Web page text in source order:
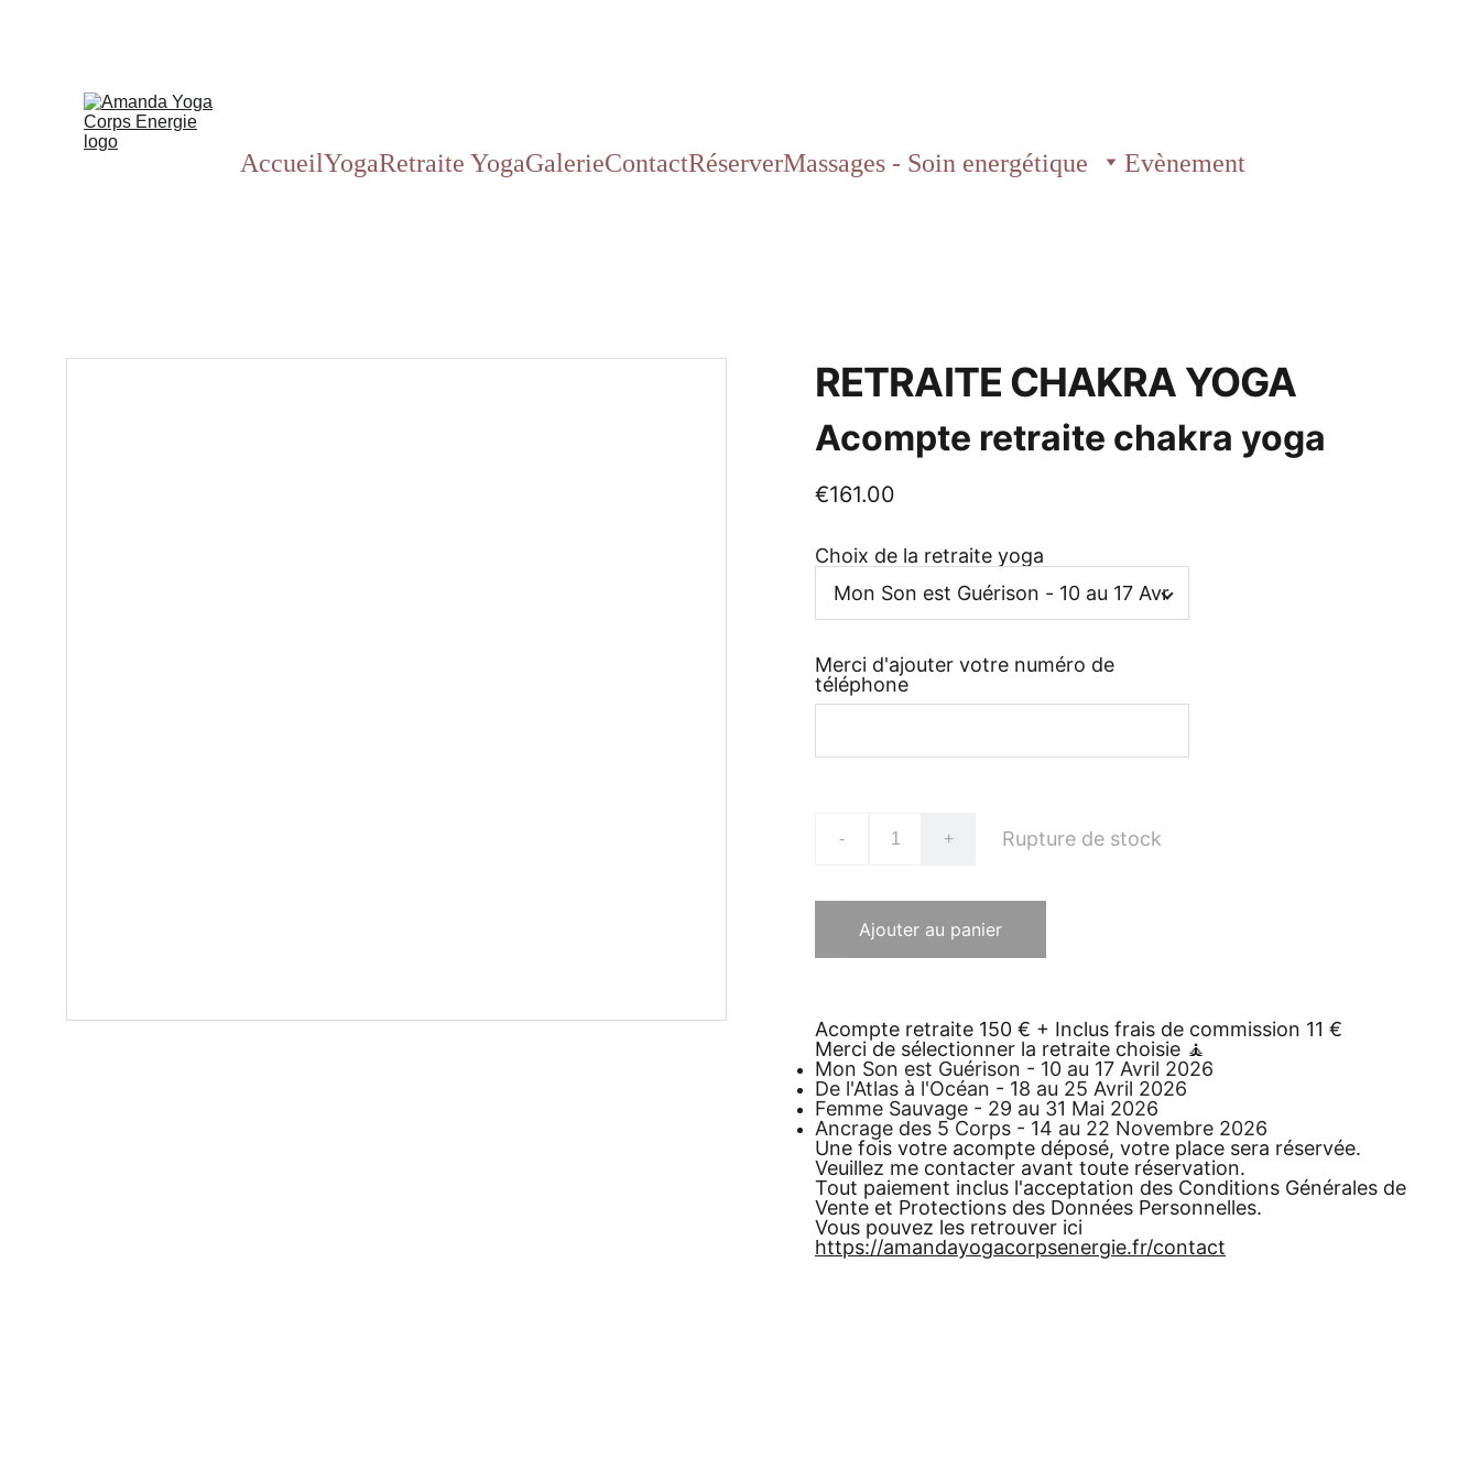
AccueilYogaRetraite YogaGalerieContactRéserverMassages - Soin energétique Evènement
RETRAITE CHAKRA YOGA
Acompte retraite chakra yoga
€161.00
Choix de la retraite yoga
Merci d'ajouter votre numéro de
téléphone
- + Rupture de stock
Ajouter au panier
Acompte retraite 150 € + Inclus frais de commission 11 €
Merci de sélectionner la retraite choisie 🧘
Mon Son est Guérison - 10 au 17 Avril 2026
De l'Atlas à l'Océan - 18 au 25 Avril 2026
Femme Sauvage - 29 au 31 Mai 2026
Ancrage des 5 Corps - 14 au 22 Novembre 2026
Une fois votre acompte déposé, votre place sera réservée.
Veuillez me contacter avant toute réservation.
Tout paiement inclus l'acceptation des Conditions Générales de
Vente et Protections des Données Personnelles.
Vous pouvez les retrouver ici
https://amandayogacorpsenergie.fr/contact